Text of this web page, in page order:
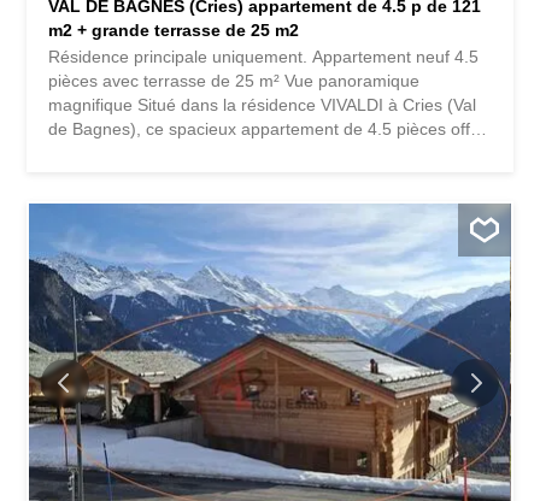
VAL DE BAGNES (Cries) appartement de 4.5 p de 121
m2 + grande terrasse de 25 m2
Résidence principale uniquement. Appartement neuf 4.5
pièces avec terrasse de 25 m² Vue panoramique
magnifique Situé dans la résidence VIVALDI à Cries (Val
de Bagnes), ce spacieux appartement de 4.5 pièces offre
panoramique totalement dégagée. Distribution : Séjour
lumineux avec cuisine ouverte 3 chambres 2 salles de
bain Terrasse de 25 m² Particularité : Projet en cours,
choix des finitions au gré de l'acquéreur : Cuisine, Salles
de bain, Revêtements Atouts : Vue panoramique
exceptionnelle Environnement calme et naturel
Résidence avec ascenseur + Cave Bien neuf spacieux et
lumineux Prix : CHF 1'060'000.- Avec 2 places de parc :
CHF 1'110'000.- Documents sans valeur contractuelle.